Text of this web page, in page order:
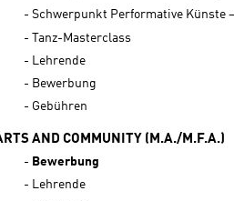
Schwerpunkt Performative Künste
Tanz-Masterclass
Lehrende
Bewerbung
Gebühren
AND COMMUNITY (M.A./M.F.A.)
Bewerbung
Lehrende